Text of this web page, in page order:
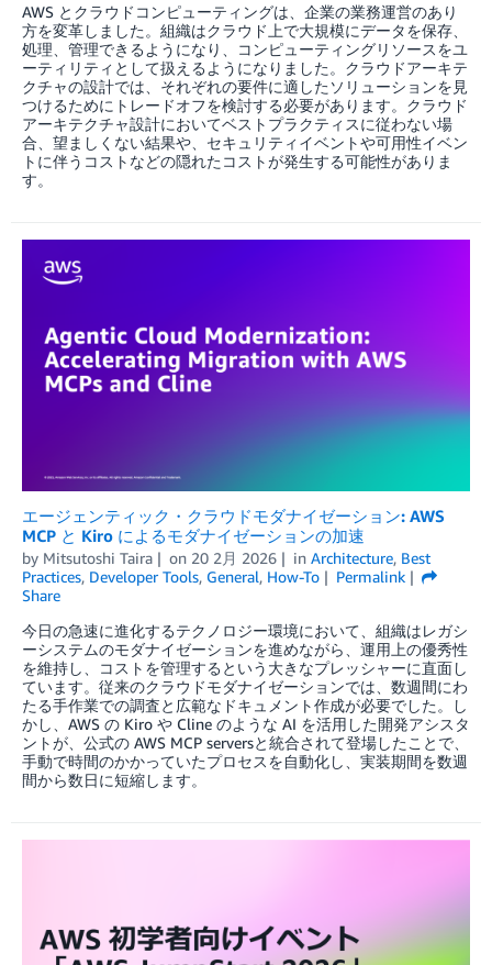
AWS とクラウドコンピューティングは、企業の業務運営のあり
方を変革しました。組織はクラウド上で大規模にデータを保存、
処理、管理できるようになり、コンピューティングリソースをユ
ーティリティとして扱えるようになりました。クラウドアーキテ
クチャの設計では、それぞれの要件に適したソリューションを見
つけるためにトレードオフを検討する必要があります。クラウド
アーキテクチャ設計においてベストプラクティスに従わない場
合、望ましくない結果や、セキュリティイベントや可用性イベン
トに伴うコストなどの隠れたコストが発生する可能性がありま
す。
エージェンティック・クラウドモダナイゼーション: AWS
MCP と Kiro によるモダナイゼーションの加速
by Mitsutoshi Taira on 20 2月 2026 in Architecture, Best
Practices, Developer Tools, General, How-To
Permalink
Share
今日の急速に進化するテクノロジー環境において、組織はレガシ
ーシステムのモダナイゼーションを進めながら、運用上の優秀性
を維持し、コストを管理するという大きなプレッシャーに直面し
ています。従来のクラウドモダナイゼーションでは、数週間にわ
たる手作業での調査と広範なドキュメント作成が必要でした。し
かし、AWS の Kiro や Cline のような AI を活用した開発アシスタ
ントが、公式の AWS MCP serversと統合されて登場したことで、
手動で時間のかかっていたプロセスを自動化し、実装期間を数週
間から数日に短縮します。